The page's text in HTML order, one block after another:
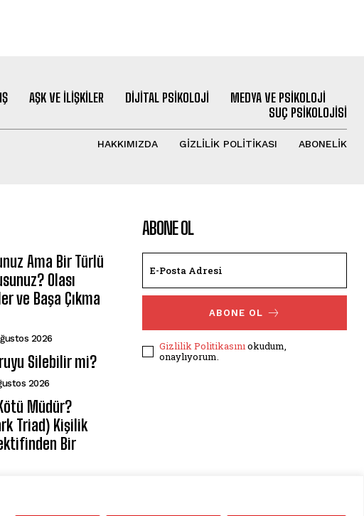
AŞK VE İLIŞKILER DIJITAL PSIKOLOJI
MEDYA VE PSIKOLOJI
SUÇ PSIKOLOJISI
HAKKIMIZDA GIZLILIK POLITIKASI ABONELIK
Ama Bir Türlü
Olası
ve Başa Çıkma
2026
Silebilir mi?
2026
Müdür?
Triad) Kişilik
Bir
ABONE OL
ABONE OL
Gizlilik Politikasınıokudum,
onaylıyorum.